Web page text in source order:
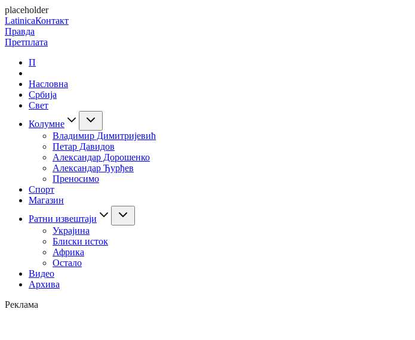
placeholder
LatinicaКонтакт
Правда
Претплата
П
Насловна
Србија
Свет
Колумне
Владимир Димитријевић
Петар Давидов
Александар Дорошенко
Александар Ђурђев
Преносимо
Спорт
Магазин
Ратни извештаји
Украјина
Блиски исток
Африка
Остало
Видео
Архива
Реклама